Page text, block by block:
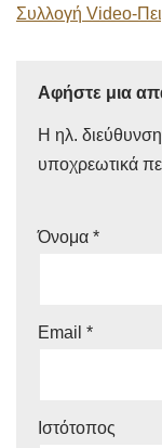
Συλλογή Video-
Αφήστε μια
Η ηλ.
υποχρεωτικά
Όνομα *
Email *
Ιστότοπος